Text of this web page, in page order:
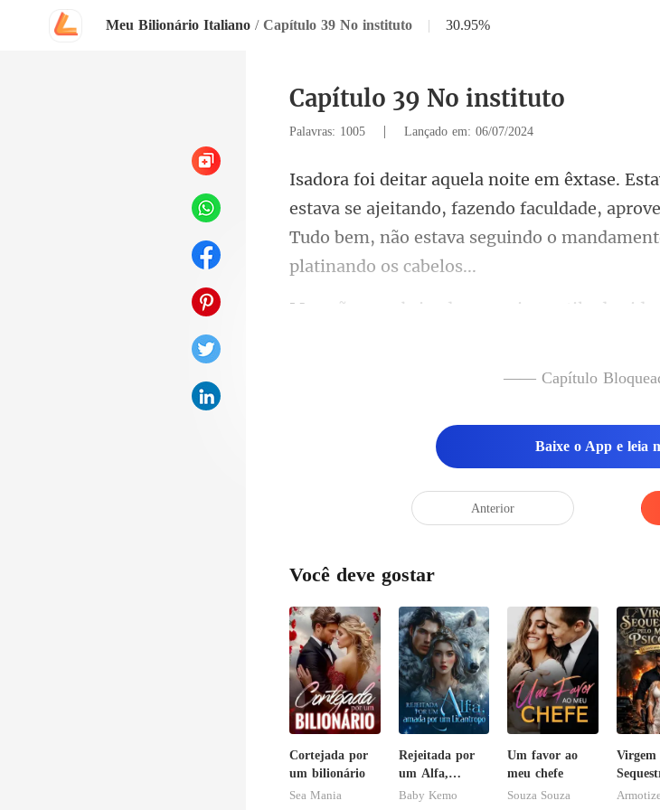
Meu Bilionário Italiano / Capítulo 39 No instituto | 30.95%
Capítulo 39 No instituto
Palavras: 1005 | Lançado em: 06/07/2024
va se ajeitando, fazendo faculdade,
Tudo bem,
stilo de
—— Capítulo
Baixe o App e leia
Anterior
Você deve gostar
Cortejada por
um bilionário
Sea Mania
Rejeitada por
um Alfa,
amada por um
Baby Kemo
Um favor ao
meu chefe
Souza Souza
Virgem
pelo